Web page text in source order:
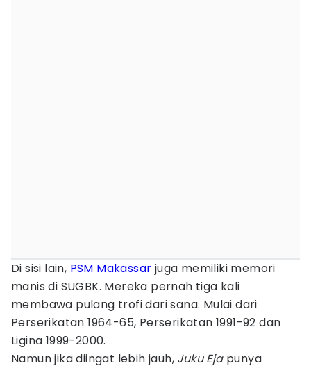
Di sisi lain, PSM Makassar juga memiliki memori
manis di SUGBK. Mereka pernah tiga kali
membawa pulang trofi dari sana. Mulai dari
Perserikatan 1964-65, Perserikatan 1991-92 dan
Ligina 1999-2000.
Namun jika diingat lebih jauh, Juku Ejapunya